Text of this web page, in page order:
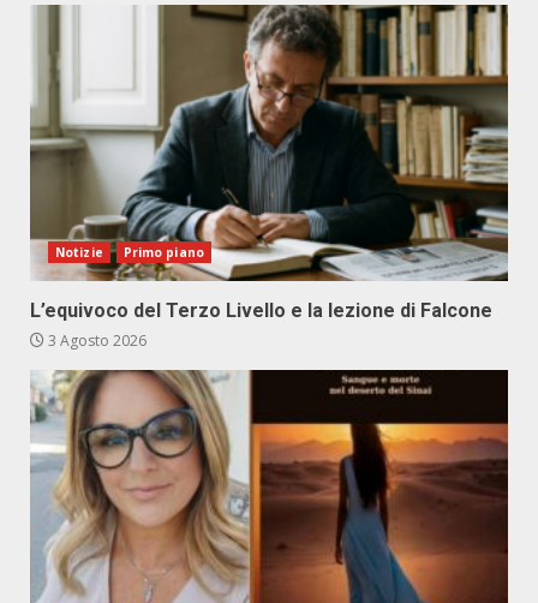
Notizie Primo piano
L’equivoco del Terzo Livello e la lezione di Falcone
3 Agosto 2026